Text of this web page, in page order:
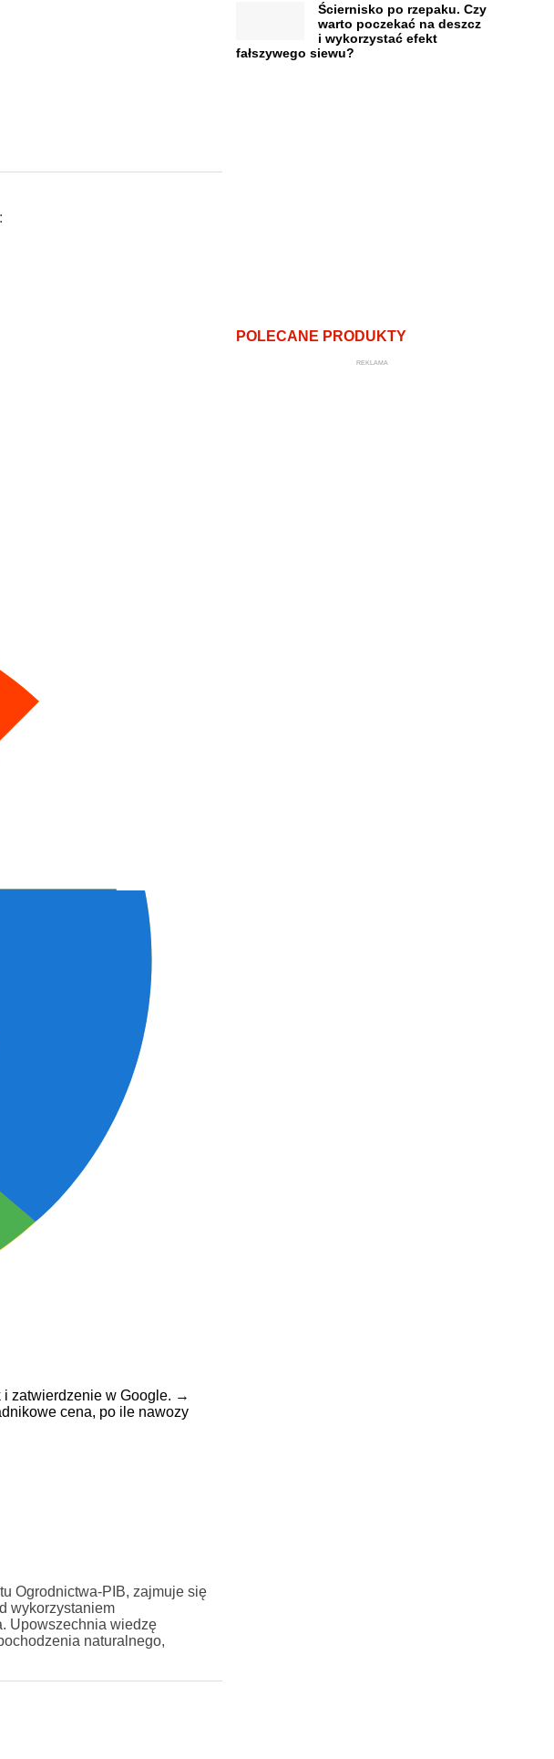
zatwierdzenie w Google. →
cena, po ile nawozy
Ogrodnictwa-PIB, zajmuje się
wykorzystaniem
Upowszechnia wiedzę
naturalnego,
Ściernisko po rzepaku. Czy
warto poczekać na deszcz
i wykorzystać efekt
fałszywego siewu?
POLECANE PRODUKTY
REKLAMA